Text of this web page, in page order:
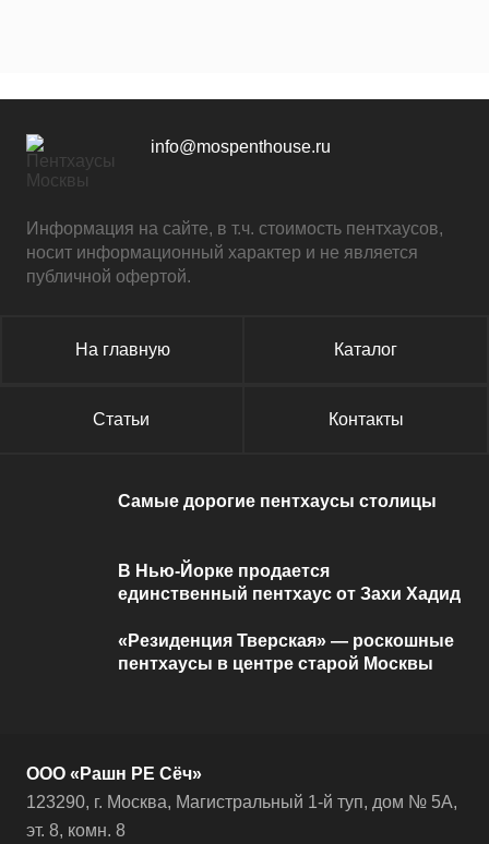
info@mospenthouse.ru
Информация на сайте, в т.ч. стоимость пентхаусов,
носит информационный характер и не является
публичной офертой.
На главную Каталог
Статьи Контакты
Самые дорогие пентхаусы столицы
В Нью-Йорке продается
единственный пентхаус от Захи Хадид
«Резиденция Тверская» — роскошные
пентхаусы в центре старой Москвы
ООО «Рашн РЕ Сёч»
123290, г. Москва, Магистральный 1-й туп, дом № 5А,
эт. 8, комн. 8